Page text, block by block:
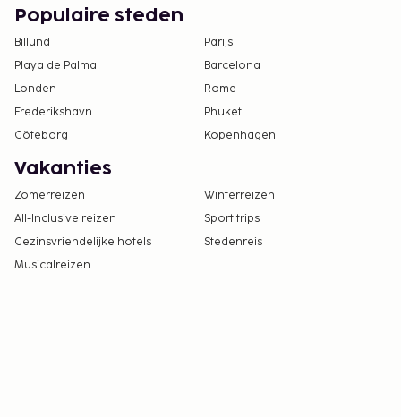
accommodatie via de gegevens in de
boekingsbevestiging.
Populaire steden
Billund
Parijs
Playa de Palma
Barcelona
Londen
Rome
Frederikshavn
Phuket
Göteborg
Kopenhagen
Vakanties
Zomerreizen
Winterreizen
All-Inclusive reizen
Sport trips
Gezinsvriendelijke hotels
Stedenreis
Musicalreizen